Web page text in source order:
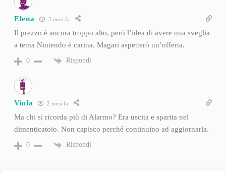
Elena 2 mesi fa
Il prezzo è ancora troppo alto, però l’idea di avere una sveglia
a tema Nintendo è carina. Magari aspetterò un’offerta.
0 Rispondi
Viola 2 mesi fa
Ma chi si ricorda più di Alarmo? Era uscita e sparita nel
dimenticatoio. Non capisco perché continuino ad aggiornarla.
0 Rispondi